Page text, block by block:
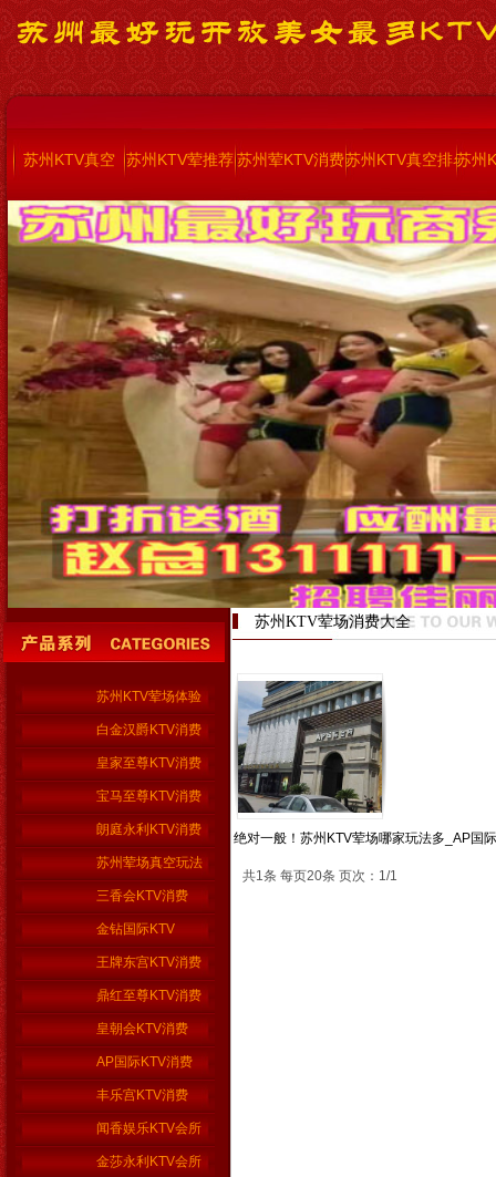
苏州KTV真空 苏州KTV荤推荐苏州荤KTV消费苏州KTV真空排名苏州
苏州KTV荤场体验
白金汉爵KTV消费
皇家至尊KTV消费
宝马至尊KTV消费
朗庭永利KTV消费
苏州荤场真空玩法
三香会KTV消费
金钻国际KTV
王牌东宫KTV消费
鼎红至尊KTV消费
皇朝会KTV消费
AP国际KTV消费
丰乐宫KTV消费
闻香娱乐KTV会所
金莎永利KTV会所
绝对一般！苏州KTV荤场哪家玩法多_AP国
共1条 每页20条 页次：1/1
苏州KTV荤场消费大全